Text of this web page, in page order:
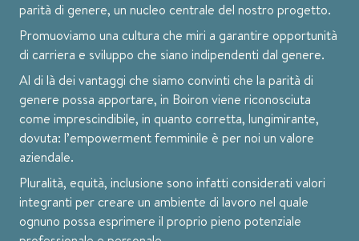
parità di genere, un nucleo centrale del nostro progetto.
Promuoviamo una cultura che miri a garantire opportunità
di carriera e sviluppo che siano indipendenti dal genere.
Al di là dei vantaggi che siamo convinti che la parità di
genere possa apportare, in Boiron viene riconosciuta
come imprescindibile, in quanto corretta, lungimirante,
dovuta: l’empowerment femminile è per noi un valore
aziendale.
Pluralità, equità, inclusione sono infatti considerati valori
integranti per creare un ambiente di lavoro nel quale
ognuno possa esprimere il proprio pieno potenziale